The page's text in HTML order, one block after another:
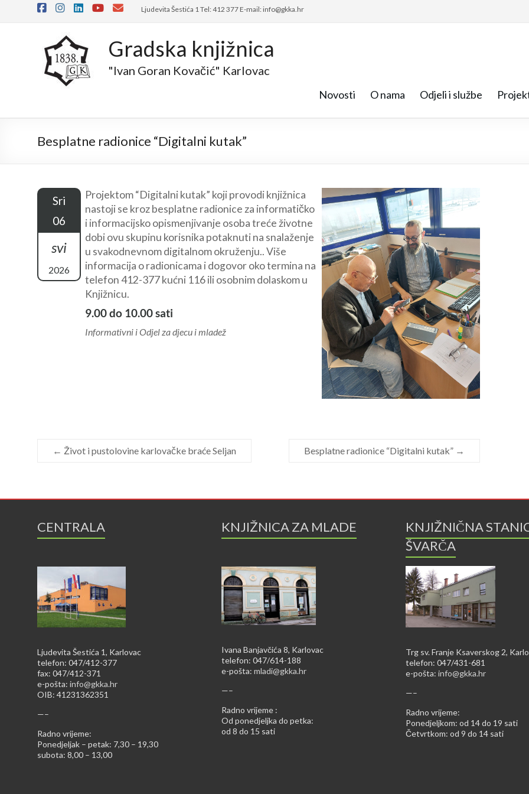
Ljudevita Šestića 1 Tel: 412 377 E-mail: info@gkka.hr
Gradska knjižnica
"Ivan Goran Kovačić" Karlovac
Novosti O nama Odjeli i službe
Besplatne radionice “Digitalni kutak”
Sri
06
svi
2026
Projektom “Digitalni kutak” koji provodi knjižnica
nastoji se kroz besplatne radionice za informatičko
i informacijsko opismenjivanje osoba treće životne
dobi ovu skupinu korisnika potaknuti na snalaženje
u svakodnevnom digitalnom okruženju.. Više
informacija o radionicama i dogovor oko termina na
telefon 412-377 kućni 116 ili osobnim dolaskom u
Knjižnicu.
9.00 do 10.00 sati
Informativni i Odjel za djecu i mladež
← Život i pustolovine karlovačke braće Seljan Besplatne radionice “Digitalni kutak” →
CENTRALA
Ljudevita Šestića 1, Karlovac
telefon: 047/412-377
fax: 047/412-371
e-pošta: info@gkka.hr
OIB: 41231362351
—–
Radno vrijeme:
Ponedjeljak – petak: 7,30 – 19,30
subota: 8,00 – 13,00
KNJIŽNICA ZA MLADE
Ivana Banjavčića 8, Karlovac
telefon: 047/614-188
e-pošta: mladi@gkka.hr
—–
Radno vrijeme :
Od ponedjeljka do petka:
od 8 do 15 sati
KNJIŽNIČNA
ŠVARČA
Trg sv. Franje Ksaverskog 2,
telefon: 047/431-681
e-pošta: info@gkka.hr
—–
Radno vrijeme:
Ponedjeljkom: od 14 do 19 sati
Četvrtkom: od 9 do 14 sati